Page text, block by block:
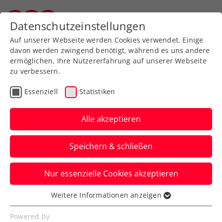
Zurück zur Newsübersicht
Turniere
Zischka ÖTV-Seniors-
Trophy: Tennis, Sonne
und Meer im Oktober
Wer das noch genießen will, sollte sich so
schnell wie möglich fürs diesjährige
Masters in Umag anmelden.
Verfasst von: Edi Glasner / Redaktion, 22.09.2023
Datenschutzeinstellungen
Auf unserer Webseite werden Cookies verwendet. Einige
davon werden zwingend benötigt, während es uns andere
ermöglichen, Ihre Nutzererfahrung auf unserer Webseite
zu verbessern.
Essenziell Statistiken
Alle akzeptieren
Speichern & schließen
Nur essenzielle Cookies akzeptieren
Essenziell
Essenzielle Cookies werden für grundlegende
Weitere Informationen anzeigen
Powered by